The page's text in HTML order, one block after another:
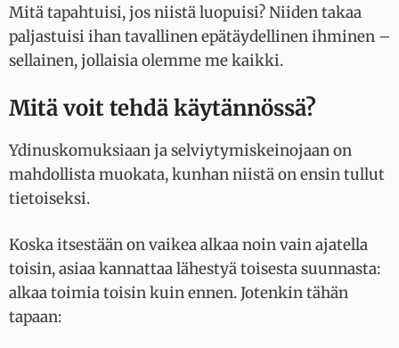
Mitä tapahtuisi, jos niistä luopuisi? Niiden takaa
paljastuisi ihan tavallinen epätäydellinen ihminen –
sellainen, jollaisia olemme me kaikki.
Mitä voit tehdä käytännössä?
Ydinuskomuksiaan ja selviytymiskeinojaan on
mahdollista muokata, kunhan niistä on ensin tullut
tietoiseksi.
Koska itsestään on vaikea alkaa noin vain ajatella
toisin, asiaa kannattaa lähestyä toisesta suunnasta:
alkaa toimia toisin kuin ennen. Jotenkin tähän
tapaan: